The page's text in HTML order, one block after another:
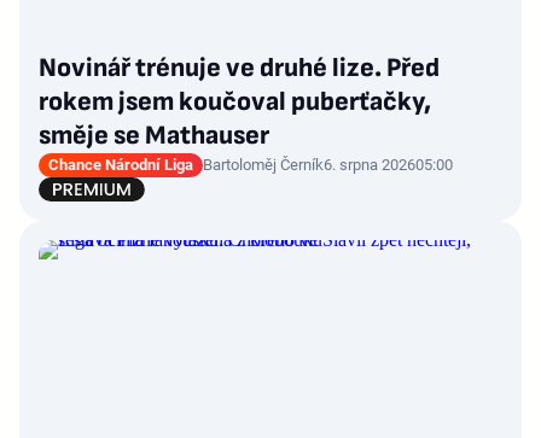
Novinář trénuje ve druhé lize. Před
rokem jsem koučoval puberťačky,
směje se Mathauser
Chance Národní Liga Bartoloměj Černík6. srpna 202605:00